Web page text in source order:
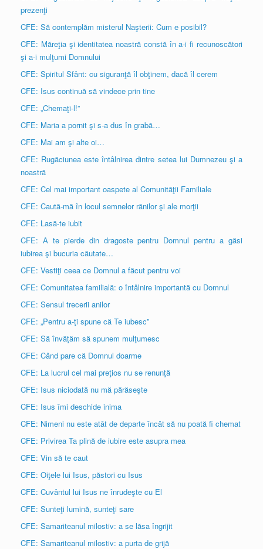
prezenţi
CFE: Să contemplăm misterul Naşterii: Cum e posibil?
CFE: Măreţia şi identitatea noastră constă în a-i fi recunoscători
şi a-i mulţumi Domnului
CFE: Spiritul Sfânt: cu siguranţă îl obţinem, dacă îl cerem
CFE: Isus continuă să vindece prin tine
CFE: „Chemaţi-l!”
CFE: Maria a pornit şi s-a dus în grabă…
CFE: Mai am şi alte oi…
CFE: Rugăciunea este întâlnirea dintre setea lui Dumnezeu şi a
noastră
CFE: Cel mai important oaspete al Comunităţii Familiale
CFE: Caută-mă în locul semnelor rănilor şi ale morţii
CFE: Lasă-te iubit
CFE: A te pierde din dragoste pentru Domnul pentru a găsi
iubirea şi bucuria căutate…
CFE: Vestiţi ceea ce Domnul a făcut pentru voi
CFE: Comunitatea familială: o întâlnire importantă cu Domnul
CFE: Sensul trecerii anilor
CFE: „Pentru a-ţi spune că Te iubesc”
CFE: Să învăţăm să spunem mulţumesc
CFE: Când pare că Domnul doarme
CFE: La lucrul cel mai preţios nu se renunţă
CFE: Isus niciodată nu mă părăseşte
CFE: Isus îmi deschide inima
CFE: Nimeni nu este atât de departe încât să nu poată fi chemat
CFE: Privirea Ta plină de iubire este asupra mea
CFE: Vin să te caut
CFE: Oiţele lui Isus, păstori cu Isus
CFE: Cuvântul lui Isus ne înrudeşte cu El
CFE: Sunteţi lumină, sunteţi sare
CFE: Samariteanul milostiv: a se lăsa îngrijit
CFE: Samariteanul milostiv: a purta de grijă